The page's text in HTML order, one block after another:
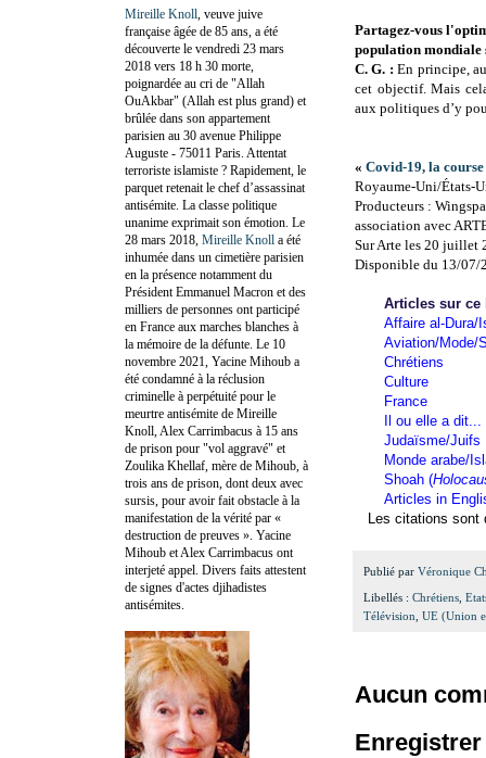
Partagez-vous
population mondiale
C. G. : En principe,
cet objectif. Mais
aux politiques d’y
« Covid-19, la
Royaume-Uni/États-
Producteurs :
association avec
Sur Arte les 20 juillet
Disponible du 13/07/
Articles sur ce
Affaire al-Dura/
Aviation/Mode/
Chrétiens
Culture
France
Il ou elle a dit...
Judaïsme/Juifs
Monde arabe/
Shoah (
Articles in
Les citations sont
Publié par Véronique
Libellés : Chrétiens
Télévision UE (Union
Aucun
Mireille Knoll , veuve juive
française âgée de 85 ans, a été
découverte le vendredi 23 mars
2018 vers 18 h 30 morte,
poignardée au cri de "Allah
OuAkbar" (Allah est plus grand) et
brûlée dans son appartement
parisien au 30 avenue Philippe
Auguste - 75011 Paris. Attentat
terroriste islamiste ? Rapidement, le
parquet retenait le chef d’assassinat
antisémite. La classe politique
unanime exprimait son émotion. Le
28 mars 2018, Mireille Knoll a été
inhumée dans un cimetière parisien
en la présence notamment du
Président Emmanuel Macron et des
milliers de personnes ont participé
en France aux marches blanches à
la mémoire de la défunte. Le 10
novembre 2021, Yacine Mihoub a
été condamné à la réclusion
criminelle à perpétuité pour le
meurtre antisémite de Mireille
Knoll, Alex Carrimbacus à 15 ans
de prison pour "vol aggravé" et
Zoulika Khellaf, mère de Mihoub, à
trois ans de prison, dont deux avec
sursis, pour avoir fait obstacle à la
manifestation de la vérité par «
destruction de preuves ». Yacine
Mihoub et Alex Carrimbacus ont
interjeté appel. Divers faits attestent
de signes d'actes djihadistes
antisémites.